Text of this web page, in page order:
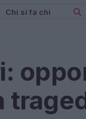
Chi si fa chi